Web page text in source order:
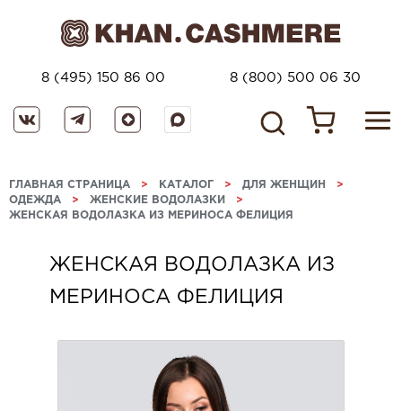
8 (495) 150 86 00 8 (800) 500 06 30
ГЛАВНАЯ СТРАНИЦА > КАТАЛОГ > ДЛЯ ЖЕНЩИН >
ОДЕЖДА > ЖЕНСКИЕ ВОДОЛАЗКИ >
ЖЕНСКАЯ ВОДОЛАЗКА ИЗ МЕРИНОСА ФЕЛИЦИЯ
ЖЕНСКАЯ ВОДОЛАЗКА ИЗ
МЕРИНОСА ФЕЛИЦИЯ